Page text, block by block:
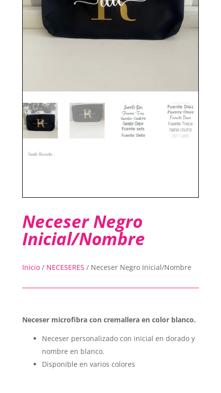
Neceser Negro
Inicial/Nombre
Inicio/ NECESERES / Neceser Negro Inicial/Nombre
Neceser microfibra con cremallera en color blanco.
Neceser personalizado con inicial en dorado y
nombre en blanco.
Disponible en varios colores